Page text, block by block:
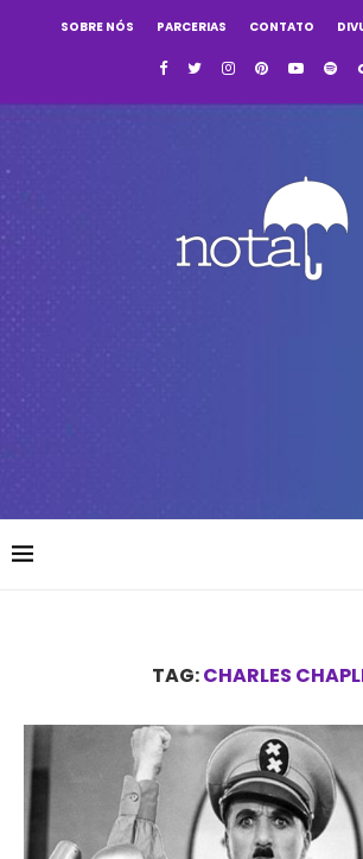
SOBRE NÓS PARCERIAS CONTATO
TAG:CHARLES